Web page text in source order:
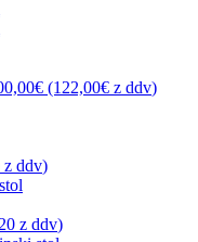
(122,00€ z ddv)
z ddv)
z ddv)